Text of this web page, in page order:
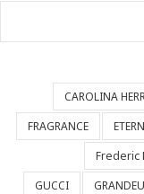
CAROLINA
FRAGRANCE
Frederic
GUCCI